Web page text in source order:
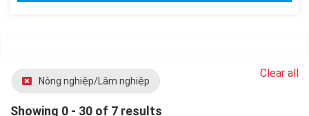
Nông nghiệp/Lâm nghiệp
Clear all
Showing 0 - 30 of 7 results